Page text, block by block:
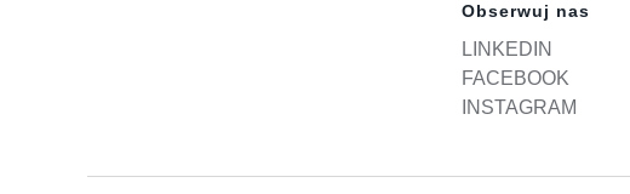
Obserwuj nas
LINKEDIN
FACEBOOK
INSTAGRAM